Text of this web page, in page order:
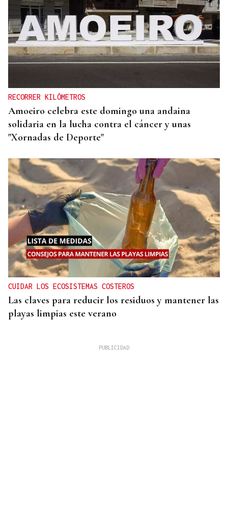
RECORRER KILÓMETROS
Amoeiro celebra este domingo una andaina
solidaria en la lucha contra el cáncer y unas
"Xornadas de Deporte"
CUIDAR LOS ECOSISTEMAS COSTEROS
Las claves para reducir los residuos y mantener las
playas limpias este verano